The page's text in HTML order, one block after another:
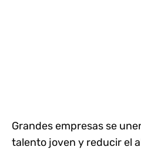
Grandes empresas se
talento joven y reducir el